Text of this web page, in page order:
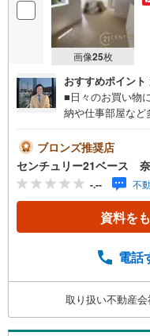
画像25枚
おすすめポイント
■日々のお買い物
納や仕事部屋な
わりのお時間でも
にもご対応できま
◇・提携銀行多数
c）・優遇後適用
す）--- ◇◇
当店で物件を成
なります。「資
ブロンズ推奨店
センチュリー21ベース
-.-- 不
資料を
電話
取り扱い不動産